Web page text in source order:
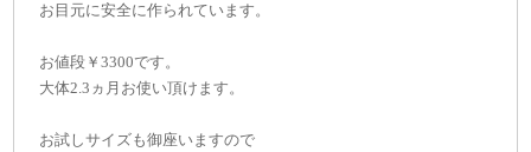
お目元に安全に作られています。
お値段￥3300です。
大体2.3ヵ月お使い頂けます。
お試しサイズも御座いますので